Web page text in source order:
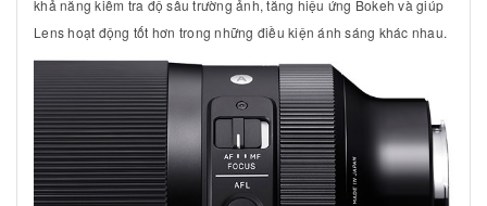
khả năng kiểm tra độ sâu trường ảnh, tăng hiệu ứng Bokeh và giúp
Lens hoạt động tốt hơn trong những điều kiện ánh sáng khác nhau.